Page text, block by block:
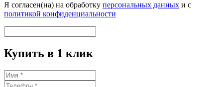
Я согласен(на) на обработку персональных данных и с
политикой конфиденциальности
Купить в 1 клик